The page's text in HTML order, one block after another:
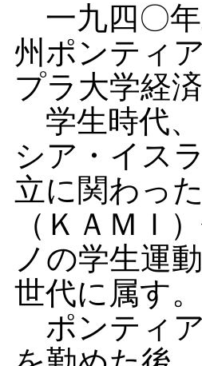
一九四〇
州ポンティ
プラ大学経
学生時代
シア・イス
立に関わっ
（ＫＡＭＩ
ノの学生運
世代に属す。
ポンティ